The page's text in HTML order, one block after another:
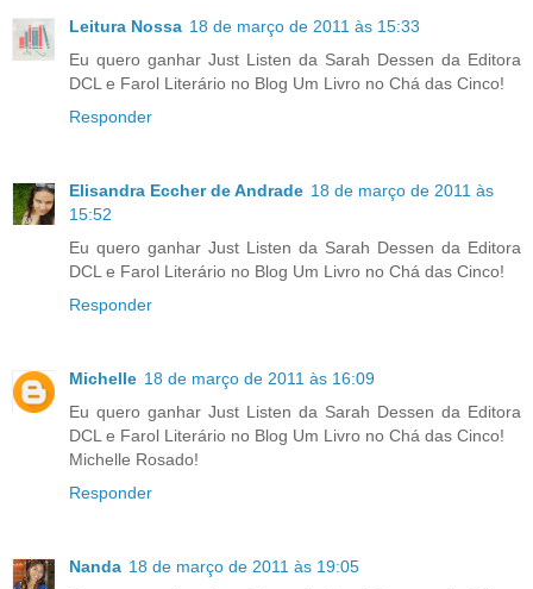
Leitura Nossa 18 de março de 2011 às 15:33
Eu quero ganhar Just Listen da Sarah Dessen da Editora
DCL e Farol Literário no Blog Um Livro no Chá das Cinco!
Responder
Elisandra Eccher de Andrade 18 de março de 2011 às
15:52
Eu quero ganhar Just Listen da Sarah Dessen da Editora
DCL e Farol Literário no Blog Um Livro no Chá das Cinco!
Responder
Michelle 18 de março de 2011 às 16:09
Eu quero ganhar Just Listen da Sarah Dessen da Editora
DCL e Farol Literário no Blog Um Livro no Chá das Cinco!
Michelle Rosado!
Responder
Nanda 18 de março de 2011 às 19:05